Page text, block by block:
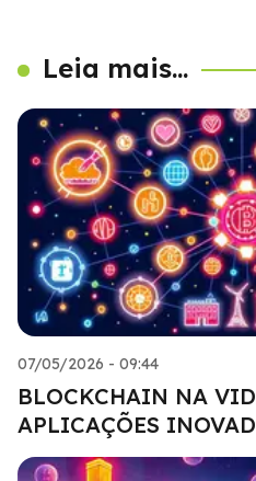
Leia mais...
07/05/2026 - 09:44
BLOCKCHAIN NA
APLICAÇÕES